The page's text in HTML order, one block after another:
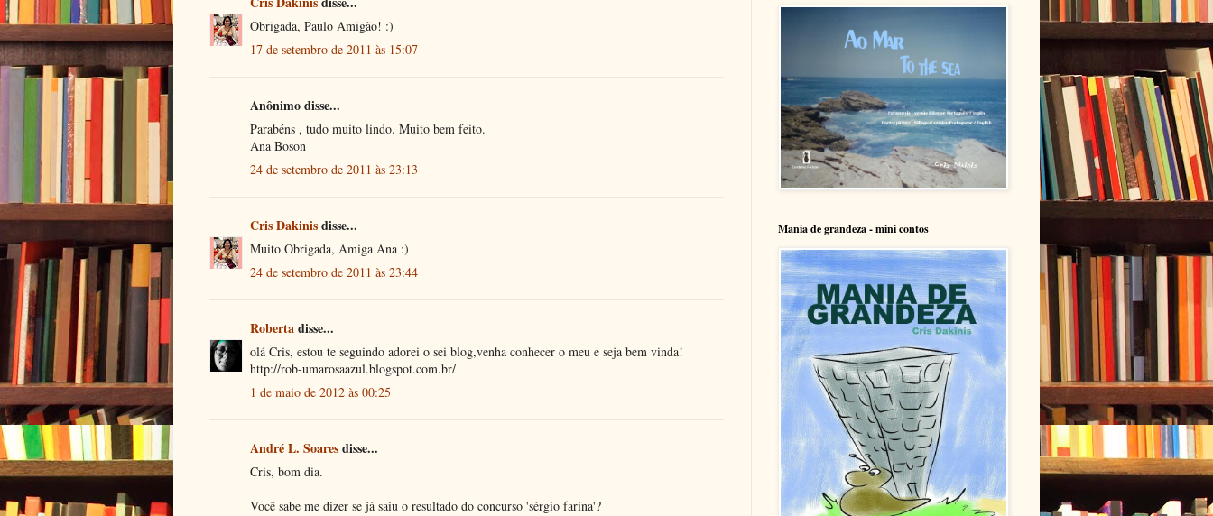
Obrigada, Paulo Amigão! :)
17 de setembro de 2011 às 15:07
Anônimo disse...
Parabéns , tudo muito lindo. Muito bem feito.
Ana Boson
24 de setembro de 2011 às 23:13
Cris Dakinisdisse...
Muito Obrigada, Amiga Ana :)
24 de setembro de 2011 às 23:44
Robertadisse...
olá Cris, estou te seguindo adorei o sei blog,venha conhecer o meu e seja bem vinda!
http://rob-umarosaazul.blogspot.com.br/
1 de maio de 2012 às 00:25
André L. Soaresdisse...
Cris, bom dia.
Você sabe me dizer se já saiu o resultado do concurso 'sérgio farina'?
Mania de grandeza - mini contos